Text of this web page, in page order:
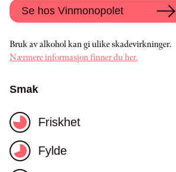
Se hos Vinmonopolet
Bruk av alkohol kan gi ulike skadevirkninger.
Nærmere informasjon finner du her.
Smak
Friskhet
Fylde